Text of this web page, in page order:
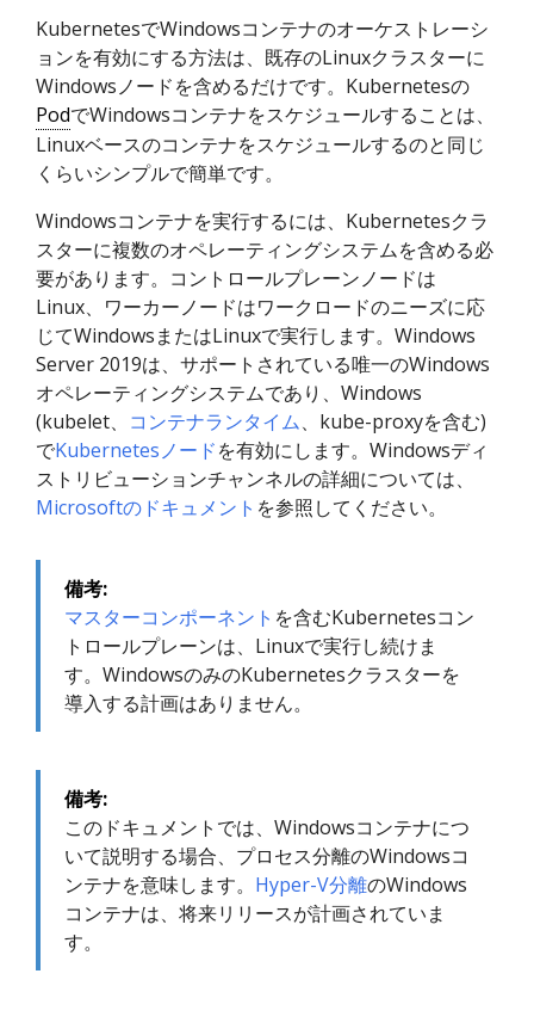
KubernetesでWindowsコンテナのオーケストレーシ
ョンを有効にする方法は、既存のLinuxクラスターに
Windowsノードを含めるだけです。Kubernetesの
PodでWindowsコンテナをスケジュールすることは、
Linuxベースのコンテナをスケジュールするのと同じ
くらいシンプルで簡単です。
Windowsコンテナを実行するには、Kubernetesクラ
スターに複数のオペレーティングシステムを含める必
要があります。コントロールプレーンノードは
Linux、ワーカーノードはワークロードのニーズに応
じてWindowsまたはLinuxで実行します。Windows
Server 2019は、サポートされている唯一のWindows
オペレーティングシステムであり、Windows
(kubelet、 コンテナランタイム、kube-proxyを含む)
でKubernetesノードを有効にします。Windowsディ
ストリビューションチャンネルの詳細については、
Microsoftのドキュメント を参照してください。
備考:
マスターコンポーネント を含むKubernetesコン
トロールプレーンは、Linuxで実行し続けま
す。WindowsのみのKubernetesクラスターを
導入する計画はありません。
備考:
このドキュメントでは、Windowsコンテナにつ
いて説明する場合、プロセス分離のWindowsコ
ンテナを意味します。 Hyper-V分離のWindows
コンテナは、将来リリースが計画されていま
す。